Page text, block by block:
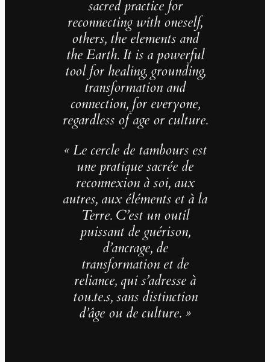
sacred practice for
reconnecting with oneself,
others, the elements and
the Earth. It is a powerful
tool for healing, grounding,
transformation and
connection, for everyone,
regardless of age or culture.
« Le cercle de tambours est
une pratique sacrée de
reconnexion à soi, aux
autres, aux éléments et à la
Terre. C’est un outil
puissant de guérison,
d’ancrage, de
transformation et de
reliance, qui s’adresse à
tou.te.s, sans distinction
d’âge ou de culture. »